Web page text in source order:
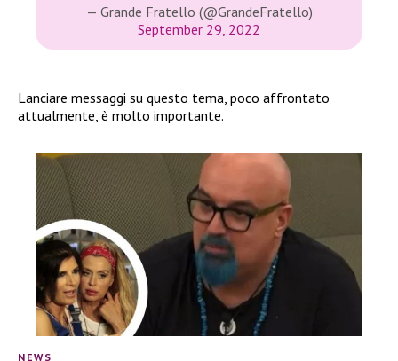
— Grande Fratello (@GrandeFratello)
September 29, 2022
Lanciare messaggi su questo tema, poco affrontato
attualmente, è molto importante.
NEWS